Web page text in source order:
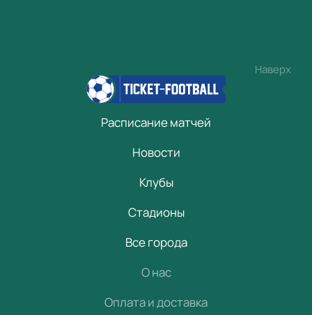
Наверх
Расписание матчей
Новости
Клубы
Стадионы
Все города
О нас
Оплата и доставка